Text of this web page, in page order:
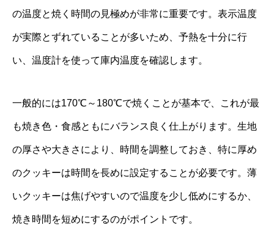
の温度と焼く時間の見極めが非常に重要です。表示温度
が実際とずれていることが多いため、予熱を十分に行
い、温度計を使って庫内温度を確認します。
一般的には170℃～180℃で焼くことが基本で、これが最
も焼き色・食感ともにバランス良く仕上がります。生地
の厚さや大きさにより、時間を調整しておき、特に厚め
のクッキーは時間を長めに設定することが必要です。薄
いクッキーは焦げやすいので温度を少し低めにするか、
焼き時間を短めにするのがポイントです。